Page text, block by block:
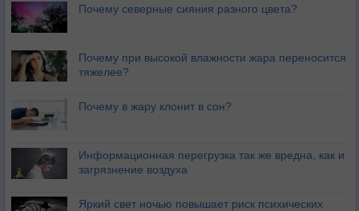
Почему северные сияния разного цвета?
Почему при высокой влажности жара переносится
тяжелее?
Почему в жару клонит в сон?
Информационная перегрузка так же вредна, как и
загрязнение воздуха
Яркий свет ночью повышает риск психических